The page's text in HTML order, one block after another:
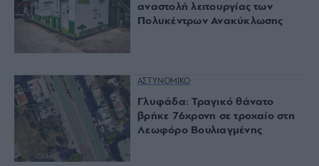
αναστολή λειτουργίας των
Πολυκέντρων Ανακύκλωσης
ΑΣΤΥΝΟΜΙΚΟ
Γλυφάδα: Τραγικό θάνατο
βρήκε 76χρονη σε τροχαίο στη
Λεωφόρο Βουλιαγμένης